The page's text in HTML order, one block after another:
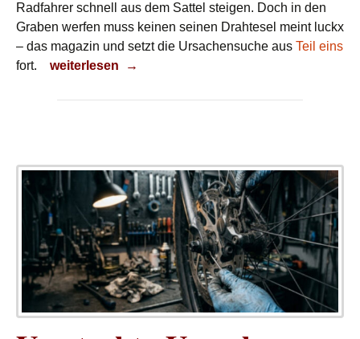
Radfahrer schnell aus dem Sattel steigen. Doch in den
Graben werfen muss keinen seinen Drahtesel meint luckx
– das magazin und setzt die Ursachensuche aus Teil eins
fort.
Ursachen suchen
weiterlesen →